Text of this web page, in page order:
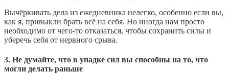
Вычёркивать дела из ежедневника нелегко, особенно если вы,
как я, привыкли брать всё на себя. Но иногда нам просто
необходимо от чего-то отказаться, чтобы сохранить силы и
уберечь себя от нервного срыва.
3. Не думайте, что в упадке сил вы способны на то, что
могли делать раньше